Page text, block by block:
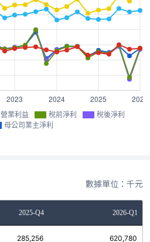
營業利益 稅前淨利
稅後淨利
母公司業主淨利
數據單位：千元
2025-Q4 2026-Q1
285,256 620,780